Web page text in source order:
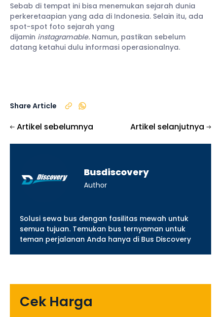
Sebab di tempat ini bisa menemukan sejarah dunia
perkeretaapian yang ada di Indonesia. Selain itu, ada
spot-spot foto sejarah yang
dijamin instagramable. Namun, pastikan sebelum
datang ketahui dulu informasi operasionalnya.
Share Article
Artikel sebelumnya Artikel selanjutnya
Busdiscovery
Author
Solusi sewa bus dengan fasilitas mewah untuk
semua tujuan. Temukan bus ternyaman untuk
teman perjalanan Anda hanya di Bus Discovery
Cek Harga